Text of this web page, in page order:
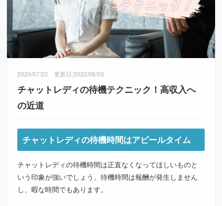
2020/07/22 更新日:2022/06/03
チャットレディの待機テクニック！高収入へ
の近道
チャットレディの待機時間はアピールタイム
チャットレディの待機時間は正直なくなってほしいものと
いう印象が強いでしょう。待機時間は報酬が発生しません
し、暇な時間でもあります。